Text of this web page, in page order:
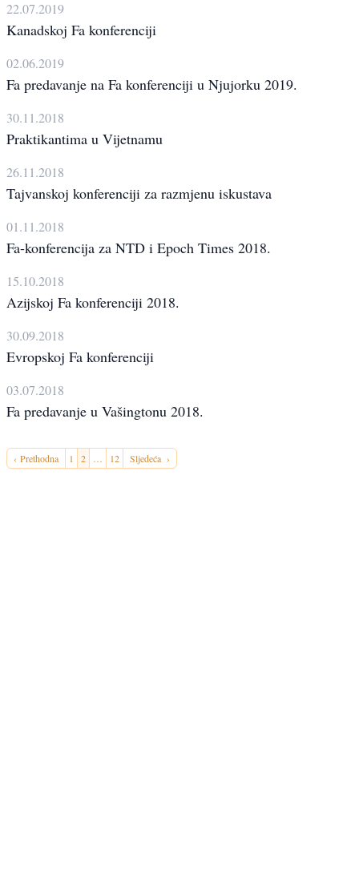
22.07.2019
Kanadskoj Fa konferenciji
02.06.2019
Fa predavanje na Fa konferenciji u Njujorku 2019.
30.11.2018
Praktikantima u Vijetnamu
26.11.2018
Tajvanskoj konferenciji za razmjenu iskustava
01.11.2018
Fa-konferencija za NTD i Epoch Times 2018.
15.10.2018
Azijskoj Fa konferenciji 2018.
30.09.2018
Evropskoj Fa konferenciji
03.07.2018
Fa predavanje u Vašingtonu 2018.
‹ Prethodna 1 2 … 12 Sljedeća ›